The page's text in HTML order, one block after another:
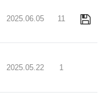
2025.06.05 11
2025.05.22 1